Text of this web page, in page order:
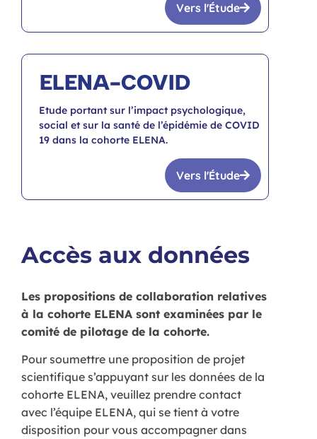
Vers l'Étude
ELENA-COVID
Etude portant sur l’impact psychologique,
social et sur la santé de l’épidémie de COVID
19 dans la cohorte ELENA.
Vers l'Étude
Accès aux données
Les propositions de collaboration relatives
à la cohorte ELENA sont examinées par le
comité de pilotage de la cohorte.
Pour soumettre une proposition de projet
scientifique s’appuyant sur les données de la
cohorte ELENA, veuillez prendre contact
avec l’équipe ELENA, qui se tient à votre
disposition pour vous accompagner dans